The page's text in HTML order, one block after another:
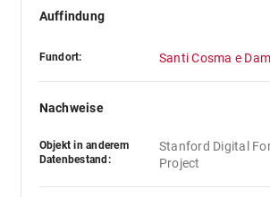
Auffindung
Fundort: Santi Cosma e
Nachweise
Objekt in anderem
Datenbestand:
Stanford Digital
Project